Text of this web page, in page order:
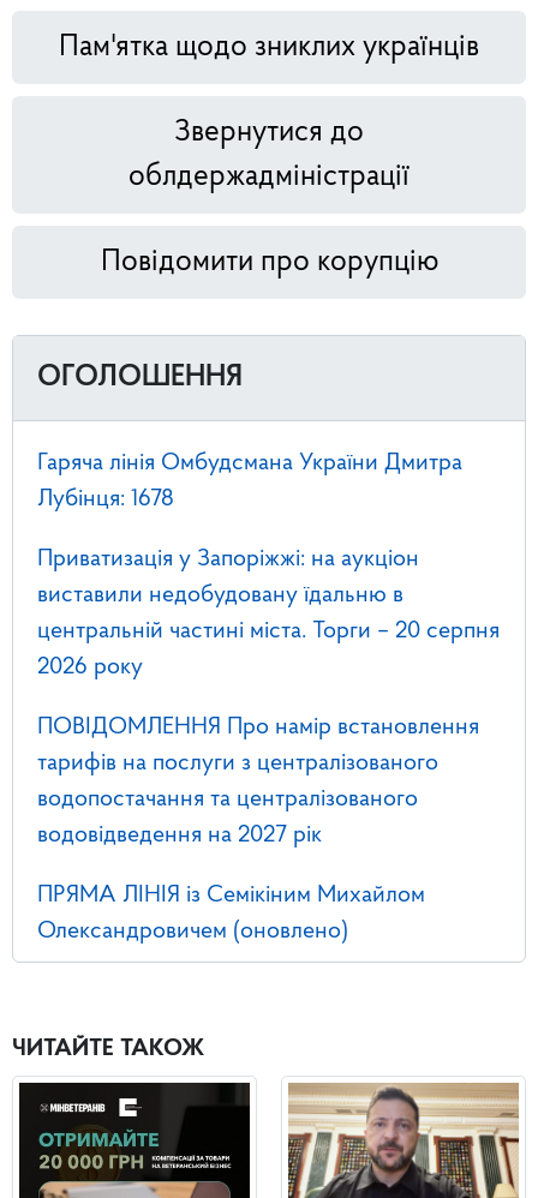
Пам'ятка щодо зниклих українців
Звернутися до
облдержадміністрації
Повідомити про корупцію
ОГОЛОШЕННЯ
Гаряча лінія Омбудсмана України Дмитра
Лубінця: 1678
Приватизація у Запоріжжі: на аукціон
виставили недобудовану їдальню в
центральній частині міста. Торги – 20 серпня
2026 року
ПОВІДОМЛЕННЯ Про намір встановлення
тарифів на послуги з централізованого
водопостачання та централізованого
водовідведення на 2027 рік
ПРЯМА ЛІНІЯ із Семікіним Михайлом
Олександровичем (оновлено)
ЧИТАЙТЕ ТАКОЖ